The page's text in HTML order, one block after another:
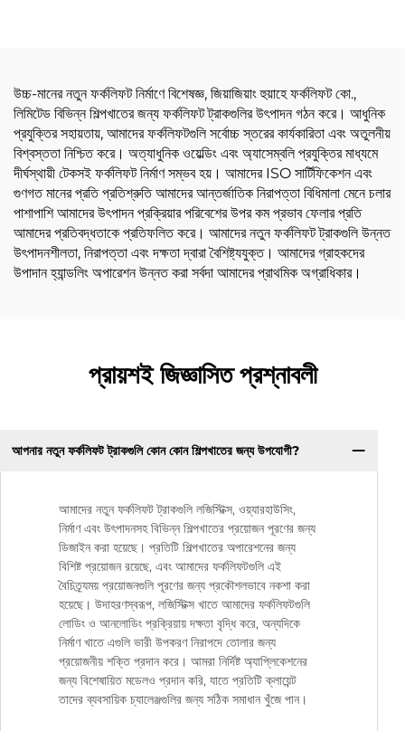
উচ্চ-মানের নতুন ফর্কলিফট নির্মাণে বিশেষজ্ঞ, জিয়াজিয়াং হুয়াহে ফর্কলিফট কো.,
লিমিটেড বিভিন্ন শিল্পখাতের জন্য ফর্কলিফট ট্রাকগুলির উৎপাদন গঠন করে। আধুনিক
প্রযুক্তির সহায়তায়, আমাদের ফর্কলিফটগুলি সর্বোচ্চ স্তরের কার্যকারিতা এবং অতুলনীয়
বিশ্বস্ততা নিশ্চিত করে। অত্যাধুনিক ওয়েল্ডিং এবং অ্যাসেম্বলি প্রযুক্তির মাধ্যমে
দীর্ঘস্থায়ী টেকসই ফর্কলিফট নির্মাণ সম্ভব হয়। আমাদের ISO সার্টিফিকেশন এবং
গুণগত মানের প্রতি প্রতিশ্রুতি আমাদের আন্তর্জাতিক নিরাপত্তা বিধিমালা মেনে চলার
পাশাপাশি আমাদের উৎপাদন প্রক্রিয়ার পরিবেশের উপর কম প্রভাব ফেলার প্রতি
আমাদের প্রতিবদ্ধতাকে প্রতিফলিত করে। আমাদের নতুন ফর্কলিফট ট্রাকগুলি উন্নত
উৎপাদনশীলতা, নিরাপত্তা এবং দক্ষতা দ্বারা বৈশিষ্ট্যযুক্ত। আমাদের গ্রাহকদের
উপাদান হ্যান্ডলিং অপারেশন উন্নত করা সর্বদা আমাদের প্রাথমিক অগ্রাধিকার।
প্রায়শই জিজ্ঞাসিত প্রশ্নাবলী
আপনার নতুন ফর্কলিফট ট্রাকগুলি কোন কোন শিল্পখাতের জন্য উপযোগী?
আমাদের নতুন ফর্কলিফট ট্রাকগুলি লজিস্টিক্স, ওয়্যারহাউসিং,
নির্মাণ এবং উৎপাদনসহ বিভিন্ন শিল্পখাতের প্রয়োজন পূরণের জন্য
ডিজাইন করা হয়েছে। প্রতিটি শিল্পখাতের অপারেশনের জন্য
বিশিষ্ট প্রয়োজন রয়েছে, এবং আমাদের ফর্কলিফটগুলি এই
বৈচিত্র্যময় প্রয়োজনগুলি পূরণের জন্য প্রকৌশলভাবে নকশা করা
হয়েছে। উদাহরণস্বরূপ, লজিস্টিক্স খাতে আমাদের ফর্কলিফটগুলি
লোডিং ও আনলোডিং প্রক্রিয়ায় দক্ষতা বৃদ্ধি করে, অন্যদিকে
নির্মাণ খাতে এগুলি ভারী উপকরণ নিরাপদে তোলার জন্য
প্রয়োজনীয় শক্তি প্রদান করে। আমরা নির্দিষ্ট অ্যাপ্লিকেশনের
জন্য বিশেষায়িত মডেলও প্রদান করি, যাতে প্রতিটি ক্লায়েন্ট
তাদের ব্যবসায়িক চ্যালেঞ্জগুলির জন্য সঠিক সমাধান খুঁজে পান।